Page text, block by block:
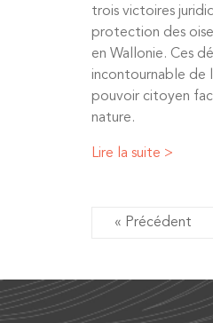
trois victoires
protection des
en Wallonie. Ces
incontournable de
pouvoir citoyen
nature.
Lire la suite >
« Précédent